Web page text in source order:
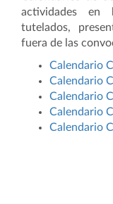
actividades en
tutelados,
fuera de las
Calendario
Calendario
Calendario
Calendario
Calendario